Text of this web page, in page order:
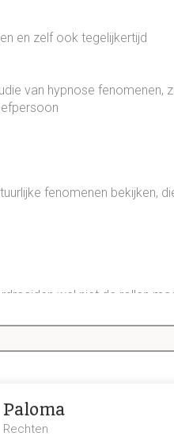
en zelf ook tegelijkertijd
van hypnose fenomenen,
fenomenen bekijken,
wel niet de rollen
experimenten met kinderen.
methode.
Paloma
Rechten